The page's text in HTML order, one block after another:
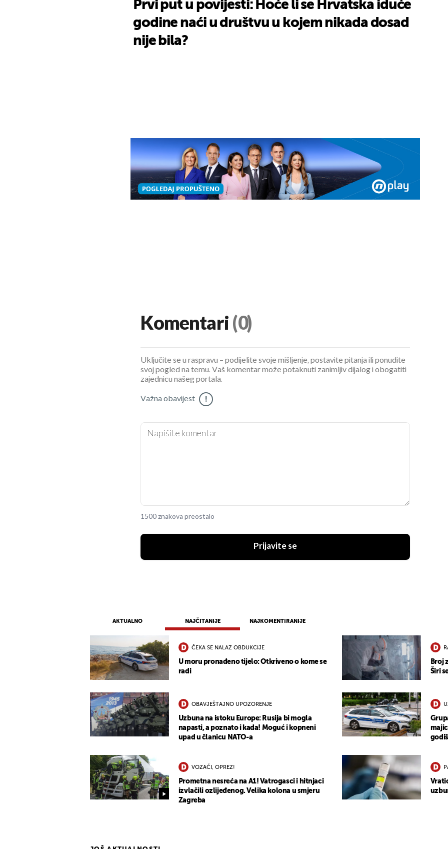
Prvi put u povijesti: Hoće li se Hrvatska iduće
godine naći u društvu u kojem nikada dosad
nije bila?
Komentari (0)
Uključite se u raspravu – podijelite svoje mišljenje, postavite pitanja ili ponudite
svoj pogled na temu. Vaš komentar može potaknuti zanimljiv dijalog i obogatiti
zajednicu našeg portala.
Važna obavijest !
1500 znakova preostalo
Prijavite se
AKTUALNO NAJČITANIJE NAJKOMENTIRANIJE
ČEKA SE NALAZ OBDUKCIJE
U moru pronađeno tijelo: Otkriveno o kome se
radi
Broj
Širi
OBAVJEŠTAJNO UPOZORENJE
Uzbuna na istoku Europe: Rusija bi mogla
napasti, a poznato i kada! Moguć i kopneni
upad u članicu NATO-a
VOZAČI, OPREZ!
Prometna nesreća na A1! Vatrogasci i hitnjaci
izvlačili ozlijeđenog. Velika kolona u smjeru
Zagreba